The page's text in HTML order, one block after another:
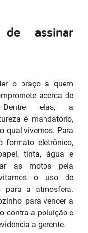
de assinar
o braço a quem
acerca de
Dentre elas, a
é mandatório,
qual vivemos. Para
formato eletrônico,
tinta, água e
as motos pela
o uso de
para a atmosfera.
para vencer a
contra a poluição e
a gerente.